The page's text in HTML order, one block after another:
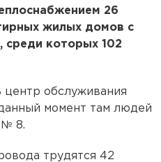
26
жилых домов с
среди которых 102
центр обслуживания
момент там людей
№ 8.
трудятся 42